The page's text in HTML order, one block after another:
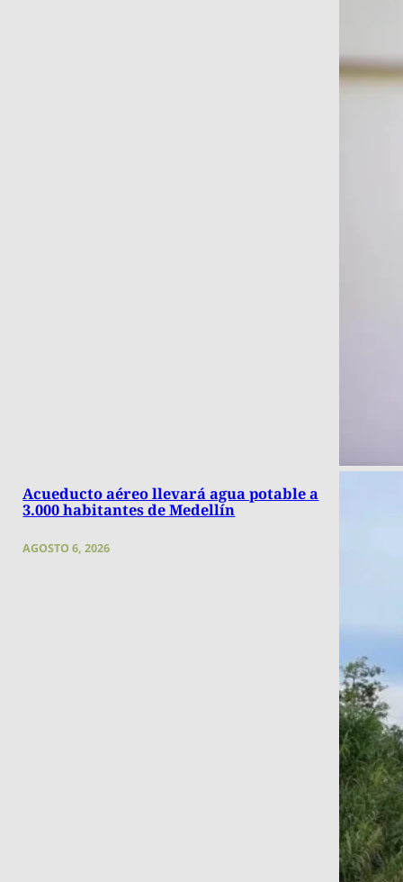
Acueducto aéreo llevará agua potable a
3.000 habitantes de Medellín
AGOSTO 6, 2026